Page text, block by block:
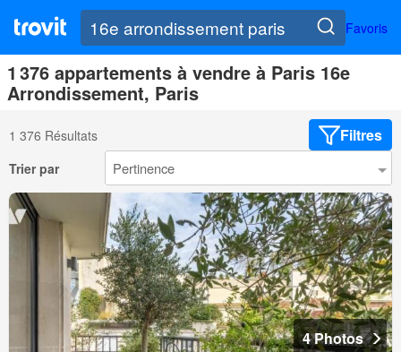
Favoris
1 376 appartements à vendre à Paris 16e
Arrondissement, Paris
1 376 Résultats Filtres
Trier par
4 Photos